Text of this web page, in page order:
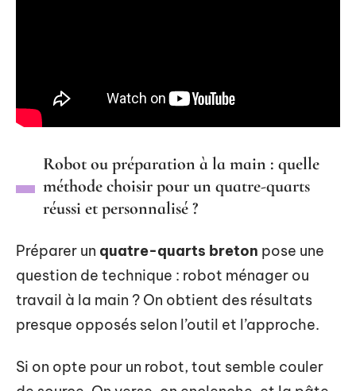
Robot ou préparation à la main : quelle
méthode choisir pour un quatre-quarts
réussi et personnalisé ?
Préparer un quatre-quarts breton pose une
question de technique : robot ménager ou
travail à la main ? On obtient des résultats
presque opposés selon l’outil et l’approche.
Si on opte pour un robot, tout semble couler